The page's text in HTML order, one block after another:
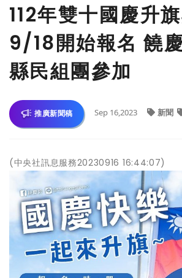
112年雙十國慶升
9/18開始報名 饒
縣民組團參加
推廣新聞稿 Sep 16,2023 新聞
(中央社訊息服務20230916 16:44:07)